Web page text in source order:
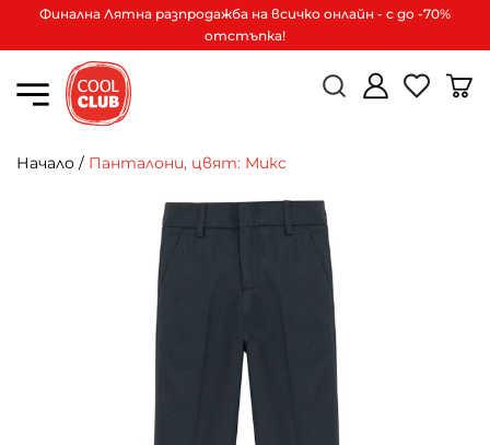
Финална Лятна разпродажба на всичко онлайн - с до -70%
отстъпка!
Начало / Панталони, цвят: Микс